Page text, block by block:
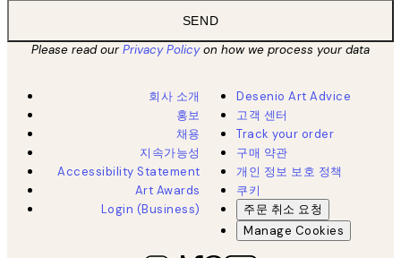
SEND
Please read ourPrivacy Policyon how we process your data
회사 소개
홍보
채용
지속가능성
Accessibility Statement
Art Awards
Login (Business)
Desenio Art Advice
고객 센터
Track your order
구매 약관
개인 정보 보호 정책
쿠키
주문 취소 요청
Manage Cookies